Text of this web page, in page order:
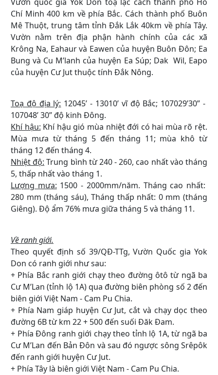
Chí Minh 400 km về phía Bắc. Cách thành phố Buôn
Mê Thuột, trung tâm tỉnh Đắk Lắk 40km về phía Tây.
Vườn nằm trên địa phận hành chính của các xã
Krông Na, Eahaur và Eawen của huyện Buôn Đôn; Ea
Bung và Cu M’lanh của huyện Ea Súp; Dak Wil, Eapo
của huyện Cư Jut thuộc tính Đắk Nông.
Toạ độ địa lý: 12045’ - 13010’ vĩ độ Bắc; 107029’30” -
107048’ 30” độ kinh Đông.
Khí hậu: Khí hậu gió mùa nhiệt đới có hai mùa rõ rệt.
Mùa mưa từ tháng 5 đến tháng 11; mùa khô từ
tháng 12 đến tháng 4.
Nhiệt độ: Trung bình từ 240 - 260, cao nhất vào tháng
5, thấp nhất vào tháng 1.
Lượng mưa: 1500 - 2000mm/năm. Tháng cao nhất:
280 mm (tháng sáu), Tháng thấp nhất: 0 mm (tháng
Giêng). Độ ẩm 76% mưa giữa tháng 5 và tháng 11.
Về ranh giới.
Theo quyết định số 39/QĐ-TTg, Vườn Quốc gia Yok
Don có ranh giới như sau:
+ Phía Bắc ranh giới chạy theo đường ôtô từ ngã ba
Cư M’Lan (tỉnh lộ 1A) qua đường biên phòng số 2 đến
biên giới Việt Nam - Cam Pu Chia.
+ Phía Nam giáp huyện Cư Jut, cắt và chạy dọc theo
đường 6B từ km 22 + 500 đến suối Đăk Đam.
+ Phía Đông ranh giới chạy theo tỉnh lộ 1A, từ ngã ba
Cư M’Lan đến Bản Đôn và sau đó ngược sông Srêpôk
đến ranh giới huyện Cư Jut.
+ Phía Tây là biên giới Việt Nam - Cam Pu Chia.